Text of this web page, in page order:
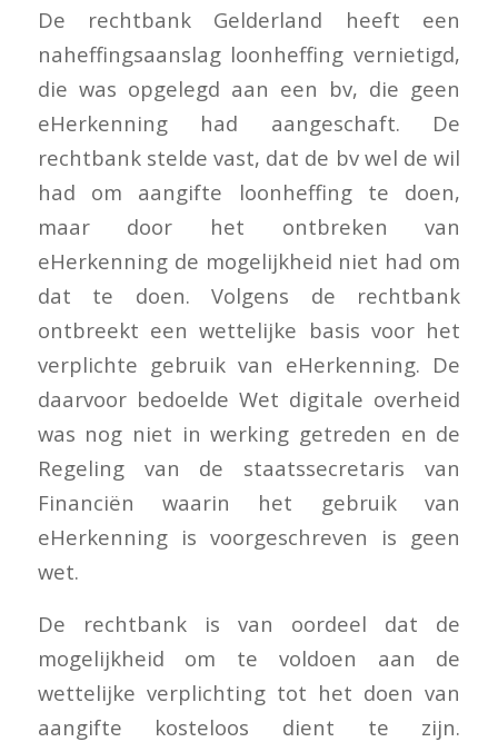
De rechtbank Gelderland heeft een
naheffingsaanslag loonheffing vernietigd,
die was opgelegd aan een bv, die geen
eHerkenning had aangeschaft. De
rechtbank stelde vast, dat de bv wel de wil
had om aangifte loonheffing te doen,
maar door het ontbreken van
eHerkenning de mogelijkheid niet had om
dat te doen. Volgens de rechtbank
ontbreekt een wettelijke basis voor het
verplichte gebruik van eHerkenning. De
daarvoor bedoelde Wet digitale overheid
was nog niet in werking getreden en de
Regeling van de staatssecretaris van
Financiën waarin het gebruik van
eHerkenning is voorgeschreven is geen
wet.
De rechtbank is van oordeel dat de
mogelijkheid om te voldoen aan de
wettelijke verplichting tot het doen van
aangifte kosteloos dient te zijn.